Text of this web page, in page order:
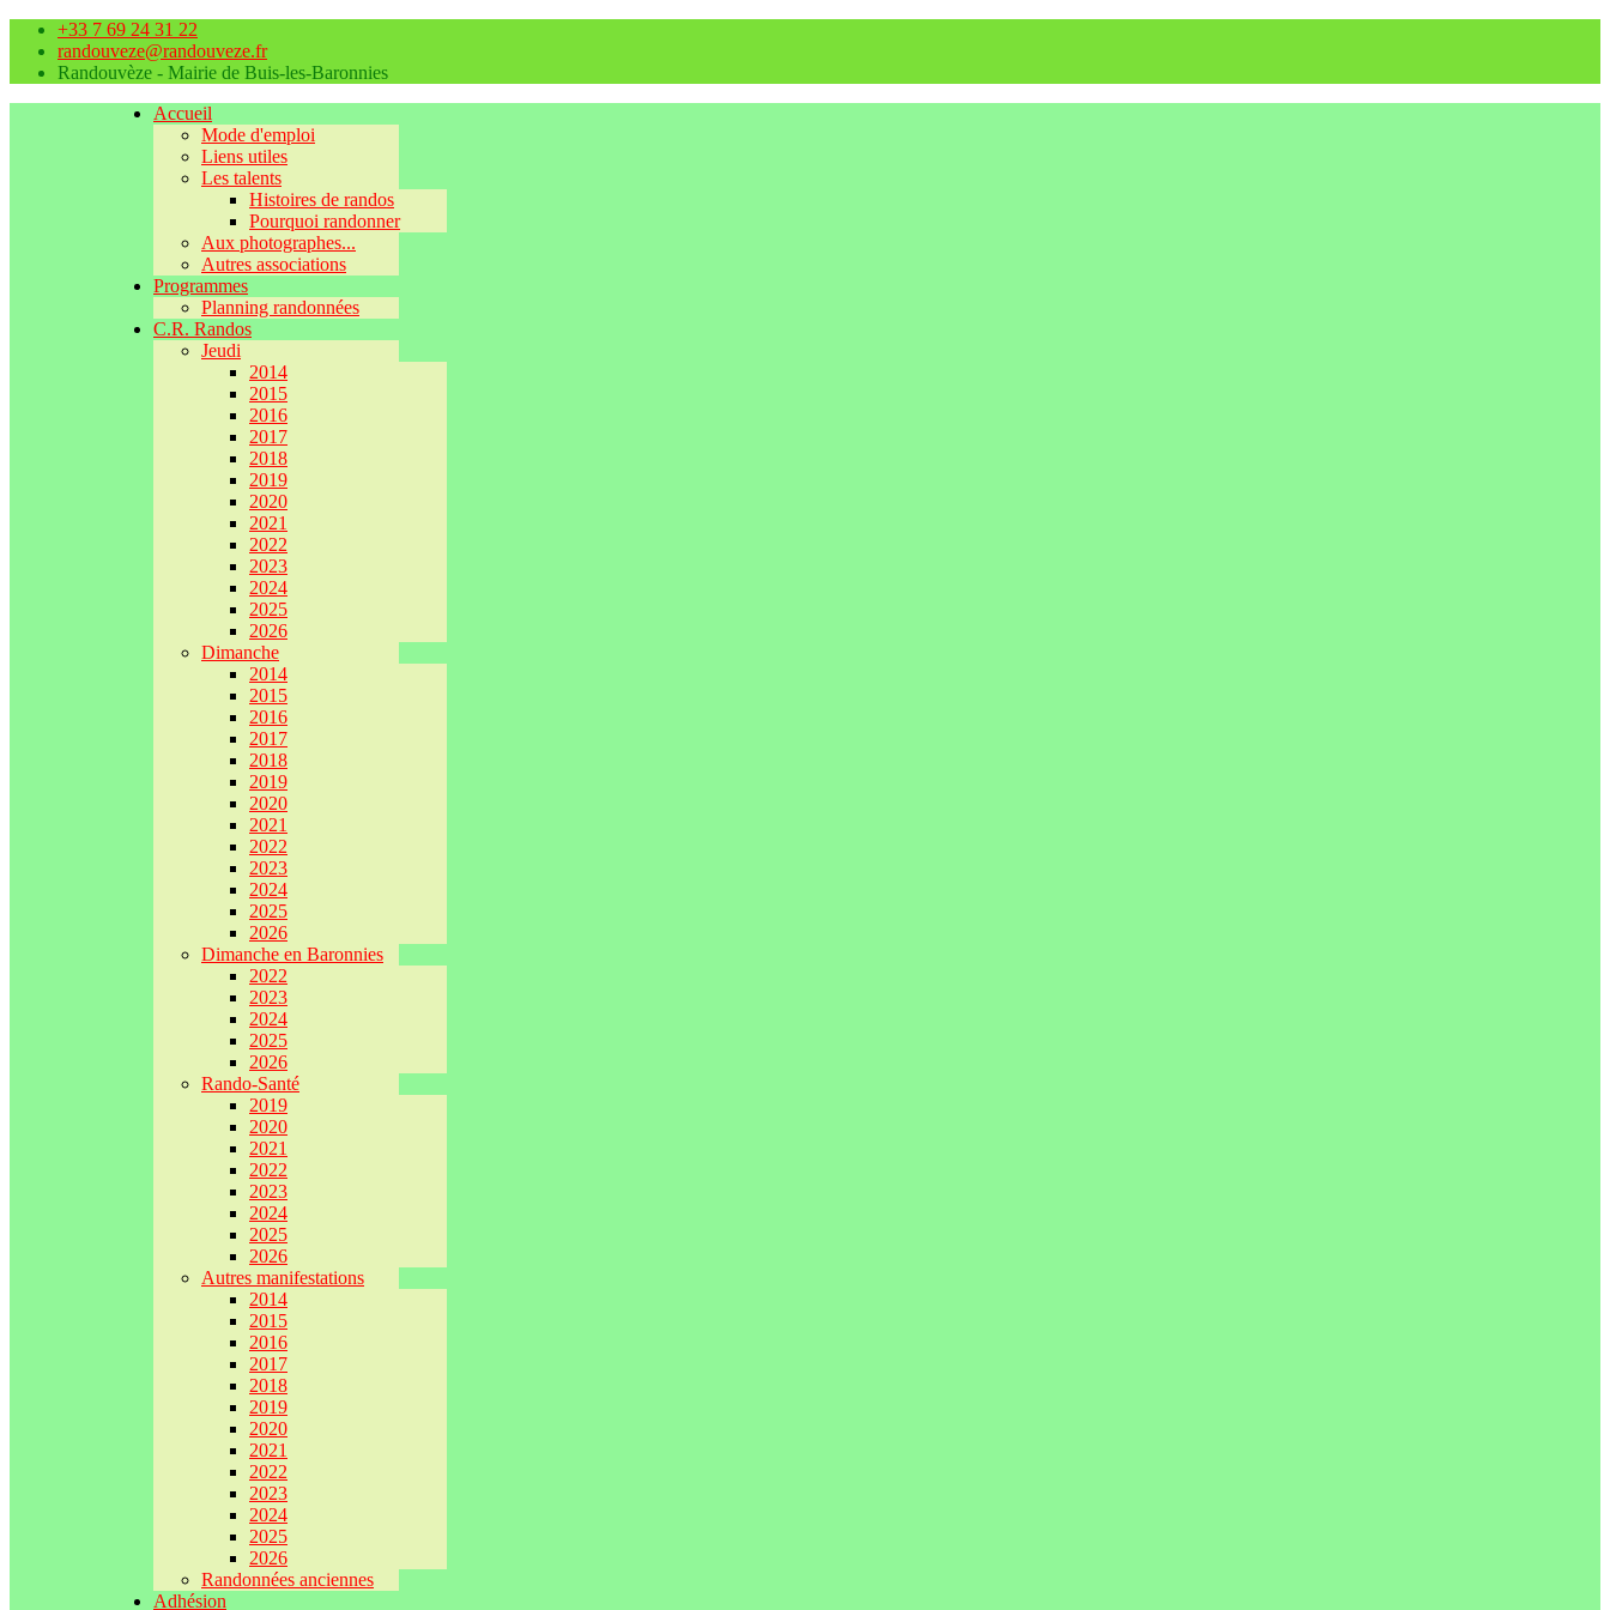
+33 7 69 24 31 22
randouveze@randouveze.fr
Randouvèze - Mairie de Buis-les-Baronnies
Accueil
Mode d'emploi
Liens utiles
Les talents
Histoires de randos
Pourquoi randonner
Aux photographes...
Autres associations
Programmes
Planning randonnées
C.R. Randos
Jeudi
2014
2015
2016
2017
2018
2019
2020
2021
2022
2023
2024
2025
2026
Dimanche
2014
2015
2016
2017
2018
2019
2020
2021
2022
2023
2024
2025
2026
Dimanche en Baronnies
2022
2023
2024
2025
2026
Rando-Santé
2019
2020
2021
2022
2023
2024
2025
2026
Autres manifestations
2014
2015
2016
2017
2018
2019
2020
2021
2022
2023
2024
2025
2026
Randonnées anciennes
Adhésion